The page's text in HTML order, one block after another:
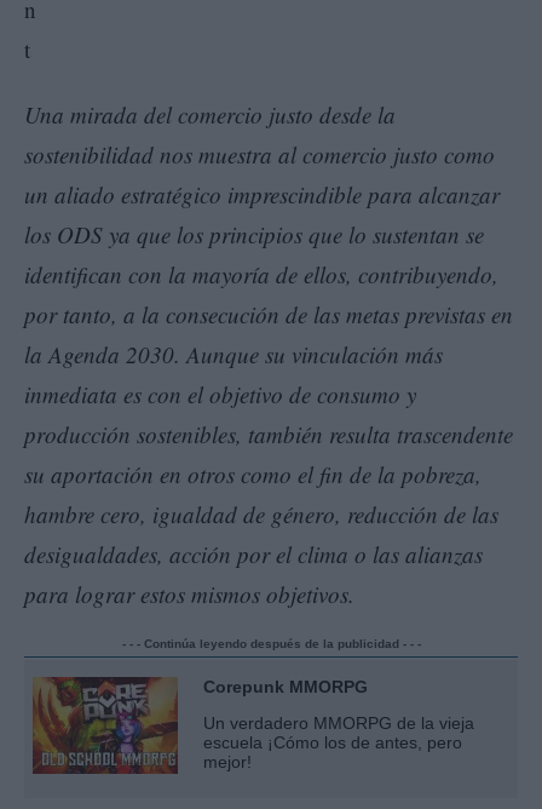
Una mirada del comercio justo desde la
sostenibilidad nos muestra al comercio justo como
un aliado estratégico imprescindible para alcanzar
los ODS ya que los principios que lo sustentan se
identifican con la mayoría de ellos, contribuyendo,
por tanto, a la consecución de las metas previstas en
la Agenda 2030. Aunque su vinculación más
inmediata es con el objetivo de consumo y
producción sostenibles, también resulta trascendente
su aportación en otros como el fin de la pobreza,
hambre cero, igualdad de género, reducción de las
desigualdades, acción por el clima o las alianzas
para lograr estos mismos objetivos.
- - - Continúa leyendo después de la publicidad - - -
Corepunk MMORPG
Un verdadero MMORPG de la vieja
escuela ¡Cómo los de antes, pero
mejor!